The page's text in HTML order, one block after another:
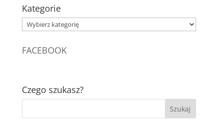
Kategorie
Kategorie
FACEBOOK
Czego szukasz?